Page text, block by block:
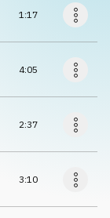
1:17
4:05
2:37
3:10